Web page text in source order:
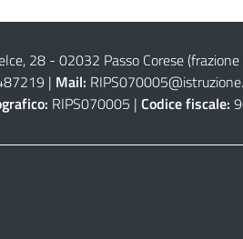
28 - 02032 Passo Corese
| Mail:
RIPS070005 | Codice fiscale: